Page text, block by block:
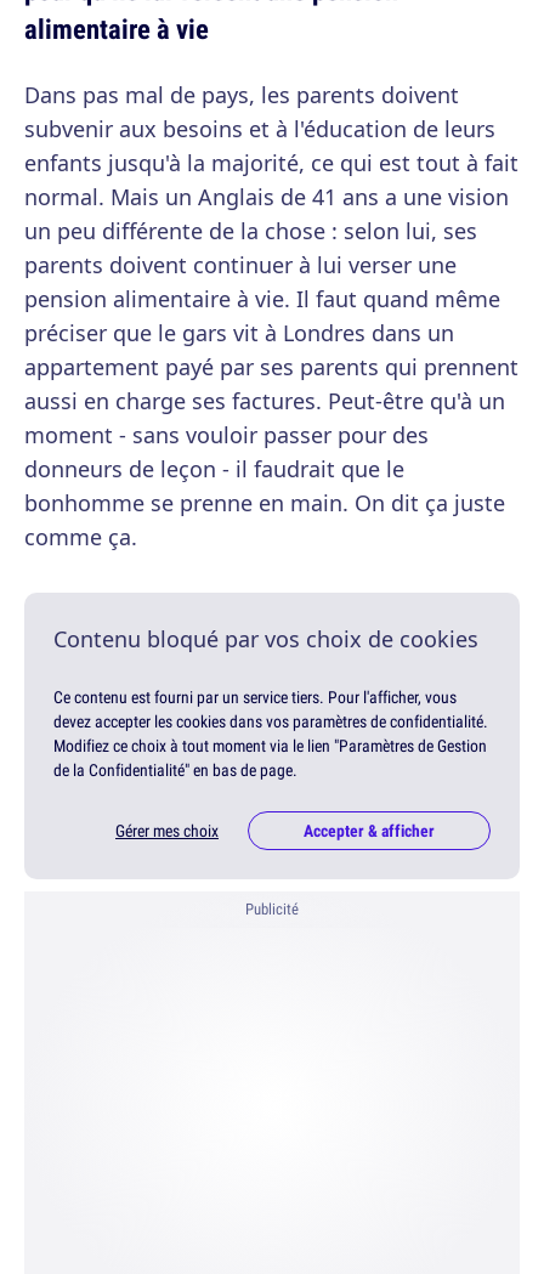
alimentaire à vie
Dans pas mal de pays, les parents doivent
subvenir aux besoins et à l'éducation de leurs
enfants jusqu'à la majorité, ce qui est tout à fait
normal. Mais un Anglais de 41 ans a une vision
un peu différente de la chose : selon lui, ses
parents doivent continuer à lui verser une
pension alimentaire à vie. Il faut quand même
préciser que le gars vit à Londres dans un
appartement payé par ses parents qui prennent
aussi en charge ses factures. Peut-être qu'à un
moment - sans vouloir passer pour des
donneurs de leçon - il faudrait que le
bonhomme se prenne en main. On dit ça juste
comme ça.
Contenu bloqué par vos choix de cookies
Ce contenu est fourni par un service tiers. Pour l'afficher, vous
devez accepter les cookies dans vos paramètres de confidentialité.
Modifiez ce choix à tout moment via le lien "Paramètres de Gestion
de la Confidentialité" en bas de page.
Gérer mes choix Accepter & afficher
Publicité